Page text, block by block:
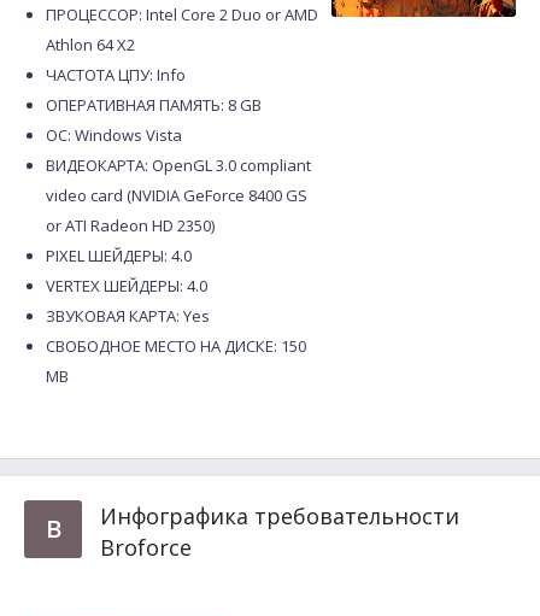
ПРОЦЕССОР: Intel Core 2 Duo or AMD
Athlon 64 X2
ЧАСТОТА ЦПУ: Info
ОПЕРАТИВНАЯ ПАМЯТЬ: 8 GB
ОС: Windows Vista
ВИДЕОКАРТА: OpenGL 3.0 compliant
video card (NVIDIA GeForce 8400 GS
or ATI Radeon HD 2350)
PIXEL ШЕЙДЕРЫ: 4.0
VERTEX ШЕЙДЕРЫ: 4.0
ЗВУКОВАЯ КАРТА: Yes
СВОБОДНОЕ МЕСТО НА ДИСКЕ: 150
MB
B
Инфографика требовательности
Broforce